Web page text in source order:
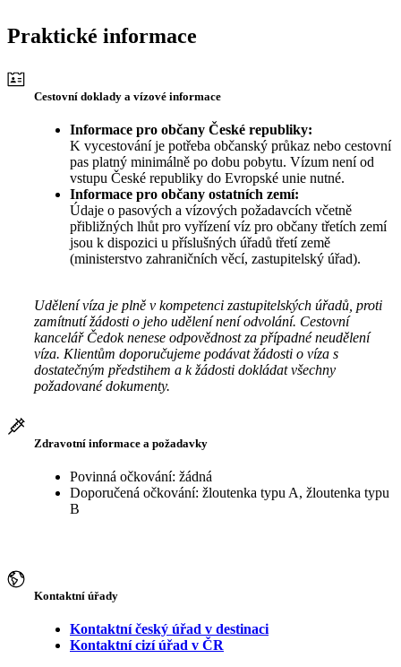
Praktické informace
Cestovní doklady a vízové informace
Informace pro občany České republiky:
K vycestování je potřeba občanský průkaz nebo cestovní
pas platný minimálně po dobu pobytu. Vízum není od
vstupu České republiky do Evropské unie nutné.
Informace pro občany ostatních zemí:
Údaje o pasových a vízových požadavcích včetně
přibližných lhůt pro vyřízení víz pro občany třetích zemí
jsou k dispozici u příslušných úřadů třetí země
(ministerstvo zahraničních věcí, zastupitelský úřad).
Udělení víza je plně v kompetenci zastupitelských úřadů, proti
zamítnutí žádosti o jeho udělení není odvolání. Cestovní
kancelář Čedok nenese odpovědnost za případné neudělení
víza. Klientům doporučujeme podávat žádosti o víza s
dostatečným předstihem a k žádosti dokládat všechny
požadované dokumenty.
Zdravotní informace a požadavky
Povinná očkování: žádná
Doporučená očkování: žloutenka typu A, žloutenka typu
B
Kontaktní úřady
Kontaktní český úřad v destinaci
Kontaktní cizí úřad v ČR